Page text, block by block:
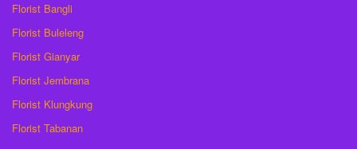
Florist Bangli
Florist Buleleng
Florist Gianyar
Florist Jembrana
Florist Klungkung
Florist Tabanan